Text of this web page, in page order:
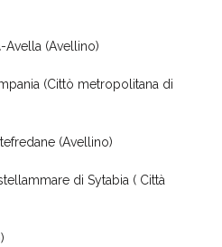
-Avella (Avellino)
(Cittò metropolitana di
(Avellino)
di Sytabia ( Città